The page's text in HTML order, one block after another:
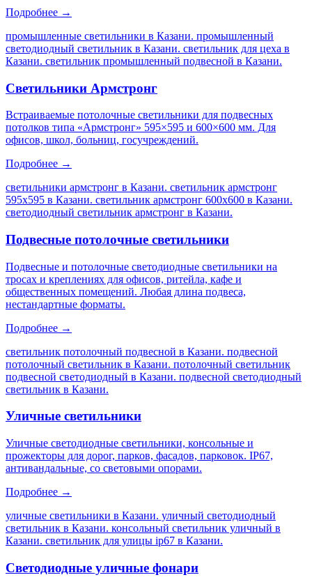
Подробнее →
промышленные светильники в Казани. промышленный
светодиодный светильник в Казани. светильник для цеха в
Казани. светильник промышленный подвесной в Казани.
Светильники Армстронг
Встраиваемые потолочные светильники для подвесных
потолков типа «Армстронг» 595×595 и 600×600 мм. Для
офисов, школ, больниц, госучреждений.
Подробнее →
светильники армстронг в Казани. светильник армстронг
595х595 в Казани. светильник армстронг 600х600 в Казани.
светодиодный светильник армстронг в Казани.
Подвесные потолочные светильники
Подвесные и потолочные светодиодные светильники на
тросах и креплениях для офисов, ритейла, кафе и
общественных помещений. Любая длина подвеса,
нестандартные форматы.
Подробнее →
светильник потолочный подвесной в Казани. подвесной
потолочный светильник в Казани. потолочный светильник
подвесной светодиодный в Казани. подвесной светодиодный
светильник в Казани.
Уличные светильники
Уличные светодиодные светильники, консольные и
прожекторы для дорог, парков, фасадов, парковок. IP67,
антивандальные, со световыми опорами.
Подробнее →
уличные светильники в Казани. уличный светодиодный
светильник в Казани. консольный светильник уличный в
Казани. светильник для улицы ip67 в Казани.
Светодиодные уличные фонари